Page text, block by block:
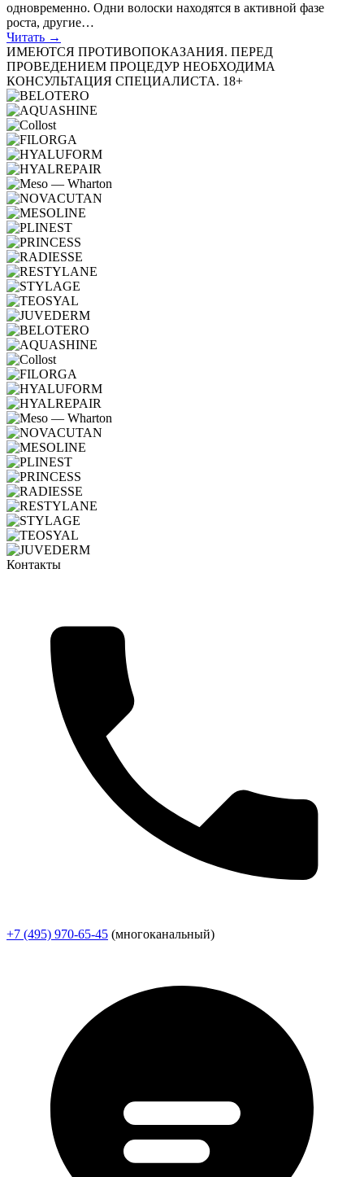
одновременно. Одни волоски находятся в активной фазе
роста, другие…
Читать →
ИМЕЮТСЯ ПРОТИВОПОКАЗАНИЯ. ПЕРЕД
ПРОВЕДЕНИЕМ ПРОЦЕДУР НЕОБХОДИМА
КОНСУЛЬТАЦИЯ СПЕЦИАЛИСТА. 18+
Контакты
+7 (495) 970-65-45 (многоканальный)